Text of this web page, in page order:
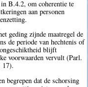
B.4.2, om coherentie te
aan personen
geding zijnde maatregel de
de periode van hechtenis of
blijft
voorwaarden vervult (Parl.
17).
begrepen dat de schorsing